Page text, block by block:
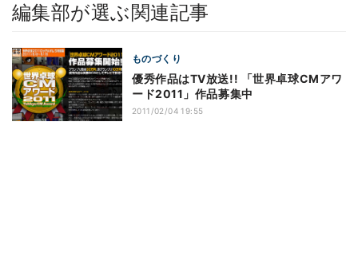
編集部が選ぶ関連記事
ものづくり
優秀作品はTV放送!! 「世界卓球CMアワ
ード2011」作品募集中
2011/02/04 19:55